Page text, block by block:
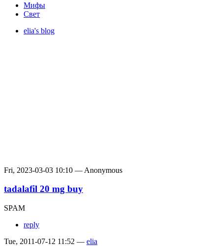
Мифы
Свет
elia's blog
Fri, 2023-03-03 10:10 — Anonymous
tadalafil 20 mg buy
SPAM
reply
Tue, 2011-07-12 11:52 — elia